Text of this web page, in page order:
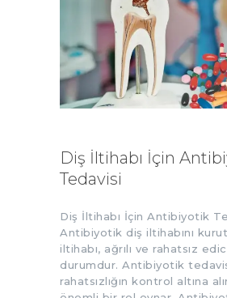
Diş İltihabı İçin
Tedavisi
Diş İltihabı İçin Antibiyotik
Antibiyotik diş iltihabını
iltihabı, ağrılı ve rahatsız
durumdur. Antibiyotik
rahatsızlığın kontrol altına